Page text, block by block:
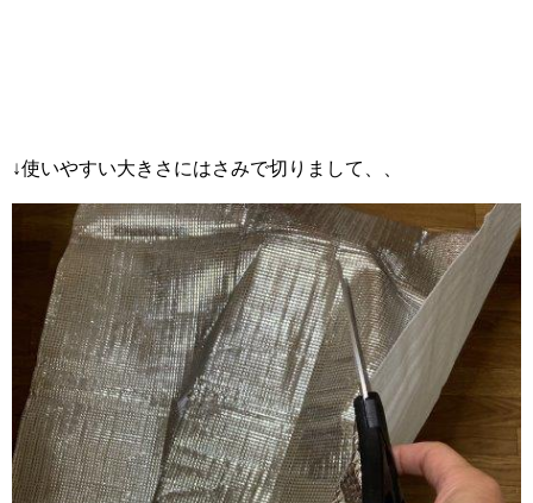
↓使いやすい大きさにはさみで切りまして、、